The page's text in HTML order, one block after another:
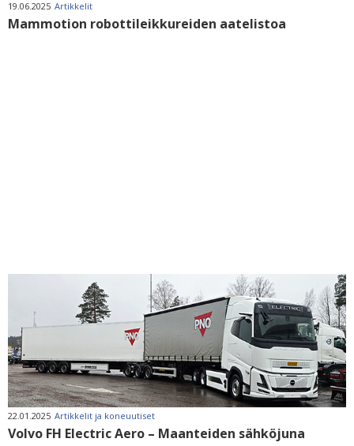
19.06.2025 Artikkelit
Mammotion robottileikkureiden aatelistoa
22.01.2025 Artikkelit ja koneuutiset
Volvo FH Electric Aero – Maanteiden sähköjuna